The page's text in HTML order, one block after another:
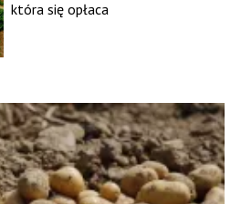
która się opłaca